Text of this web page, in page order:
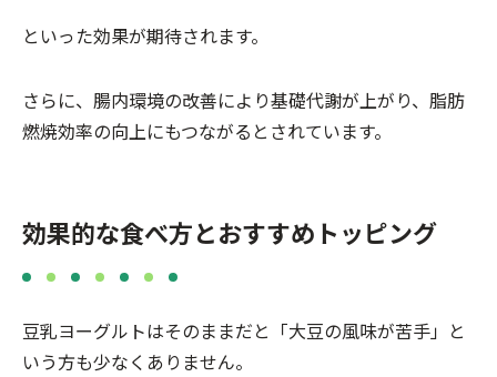
といった効果が期待されます。
さらに、腸内環境の改善により基礎代謝が上がり、脂肪
燃焼効率の向上にもつながるとされています。
効果的な食べ方とおすすめトッピング
豆乳ヨーグルトはそのままだと「大豆の風味が苦手」と
いう方も少なくありません。